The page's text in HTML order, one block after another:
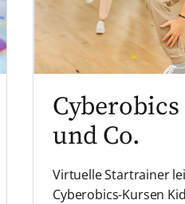
und Co.
Virtuelle Startrainer
Cyberobics-Kursen